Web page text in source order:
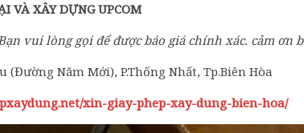
VÀ XÂY DỰNG UPCOM
ạn vui lònggọi để được báo giá chính xác. cảm ơn
(Đường Năm Mới), P.Thống Nhất, Tp.Biên Hòa
xin-giay-phep-xay-dung-bien-hoa/